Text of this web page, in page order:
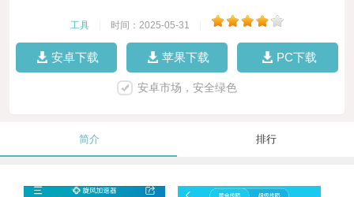
工具 时间：2025-05-31
安卓下载 苹果下载 PC下载
安卓市场，安全绿色
简介 排行